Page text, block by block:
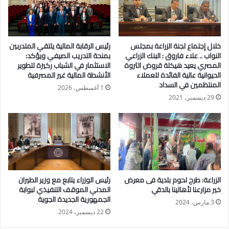
أشار إلى أن الدولة ممثلة في وزارة الشباب والرياضة تتبنى
استراتيجية واضحة لبناء الإنسان المصري وتنمية واكتشاف ورعاية
المواهب، بهدف إعداد أجيال قادرة على الإبداع والمشاركة الفاعلة
في مسيرة التنمية الشاملة، عبر دعم القدرات الإبداعية للنشء
والشباب في المجالات كافة، لاسيما المجالات الرياضية.
وقال العدل إن وزارة الشباب والرياضة، تحت قيادة السيد جوهر
نبيل، حريصة على فتح آفاق التعاون مع مختلف مؤسسات القطاع
الخاص، بما يسهم في تعظيم الاستفادة من الإمكانات المتاحة وتقديم
خدمات متكاملة للنشء والشباب في مختلف المحافظات.
أكد العدل أن شركة MBG للتطوير العقاري تتبنى توجهًا مستمرًا
بدعم الفعاليات والمبادرات الرياضية في إطار مسؤوليتها المجتمعية،
ودمج الرياضة في مشروعاتها بتوفير أندية رياضية متكاملة داخل
مشاريعها العقارية، تضمن خدمات مثل الملاعب الرياضية، لتعزيز
خلال إجتماع لجنة الزراعة بمجلس
النواب .. علاء فاروق : البنك الزراعي
المصري يعيد هيكلة قروض الثروة
الحيوانية عالية الفائدة للعملاء
المنتظمين في السداد
29 ديسمبر، 2021
رئيس الرقابة المالية يلتقي المتدربين
بمنحة التدريب الصيفي ويؤكد:
الاستثمار في الشباب ركيزة لتطوير
الأنشطة المالية غير المصرفية
1 أغسطس، 2026
الزراعة: طرح لحوم بلدية فى معرض
خير مزارعنا لأهالينا بالدقي
3 مارس، 2024
رئيس الوزراء يتابع مع وزير الطيران
المدني الموقف التنفيذي لبوابة
الجمهورية الجديدة الجوية
22 ديسمبر، 2024